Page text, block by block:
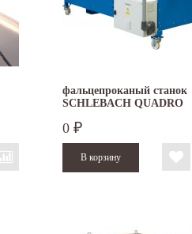
фальцепроканый станок
SCHLEBACH QUADRO
0 ₽